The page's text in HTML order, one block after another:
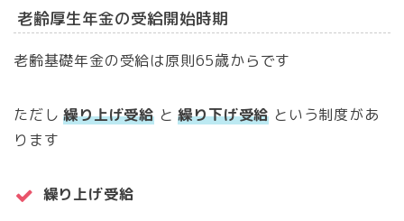
老齢厚生年金の受給開始時期
老齢基礎年金の受給は原則65歳からです
ただし繰り上げ受給 と繰り下げ受給 という制度があ
ります
繰り上げ受給